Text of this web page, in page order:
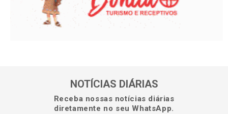
NOTÍCIAS DIÁRIAS
Receba nossas notícias diárias
diretamente no seu WhatsApp.